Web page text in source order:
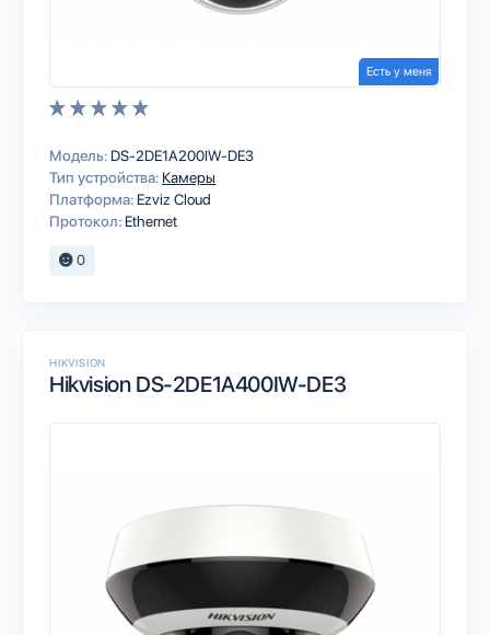
Есть у меня
Модель: DS-2DE1A200IW-DE3
Тип устройства: Камеры
Платформа: Ezviz Cloud
Протокол: Ethernet
0
HIKVISION
Hikvision DS-2DE1A400IW-DE3